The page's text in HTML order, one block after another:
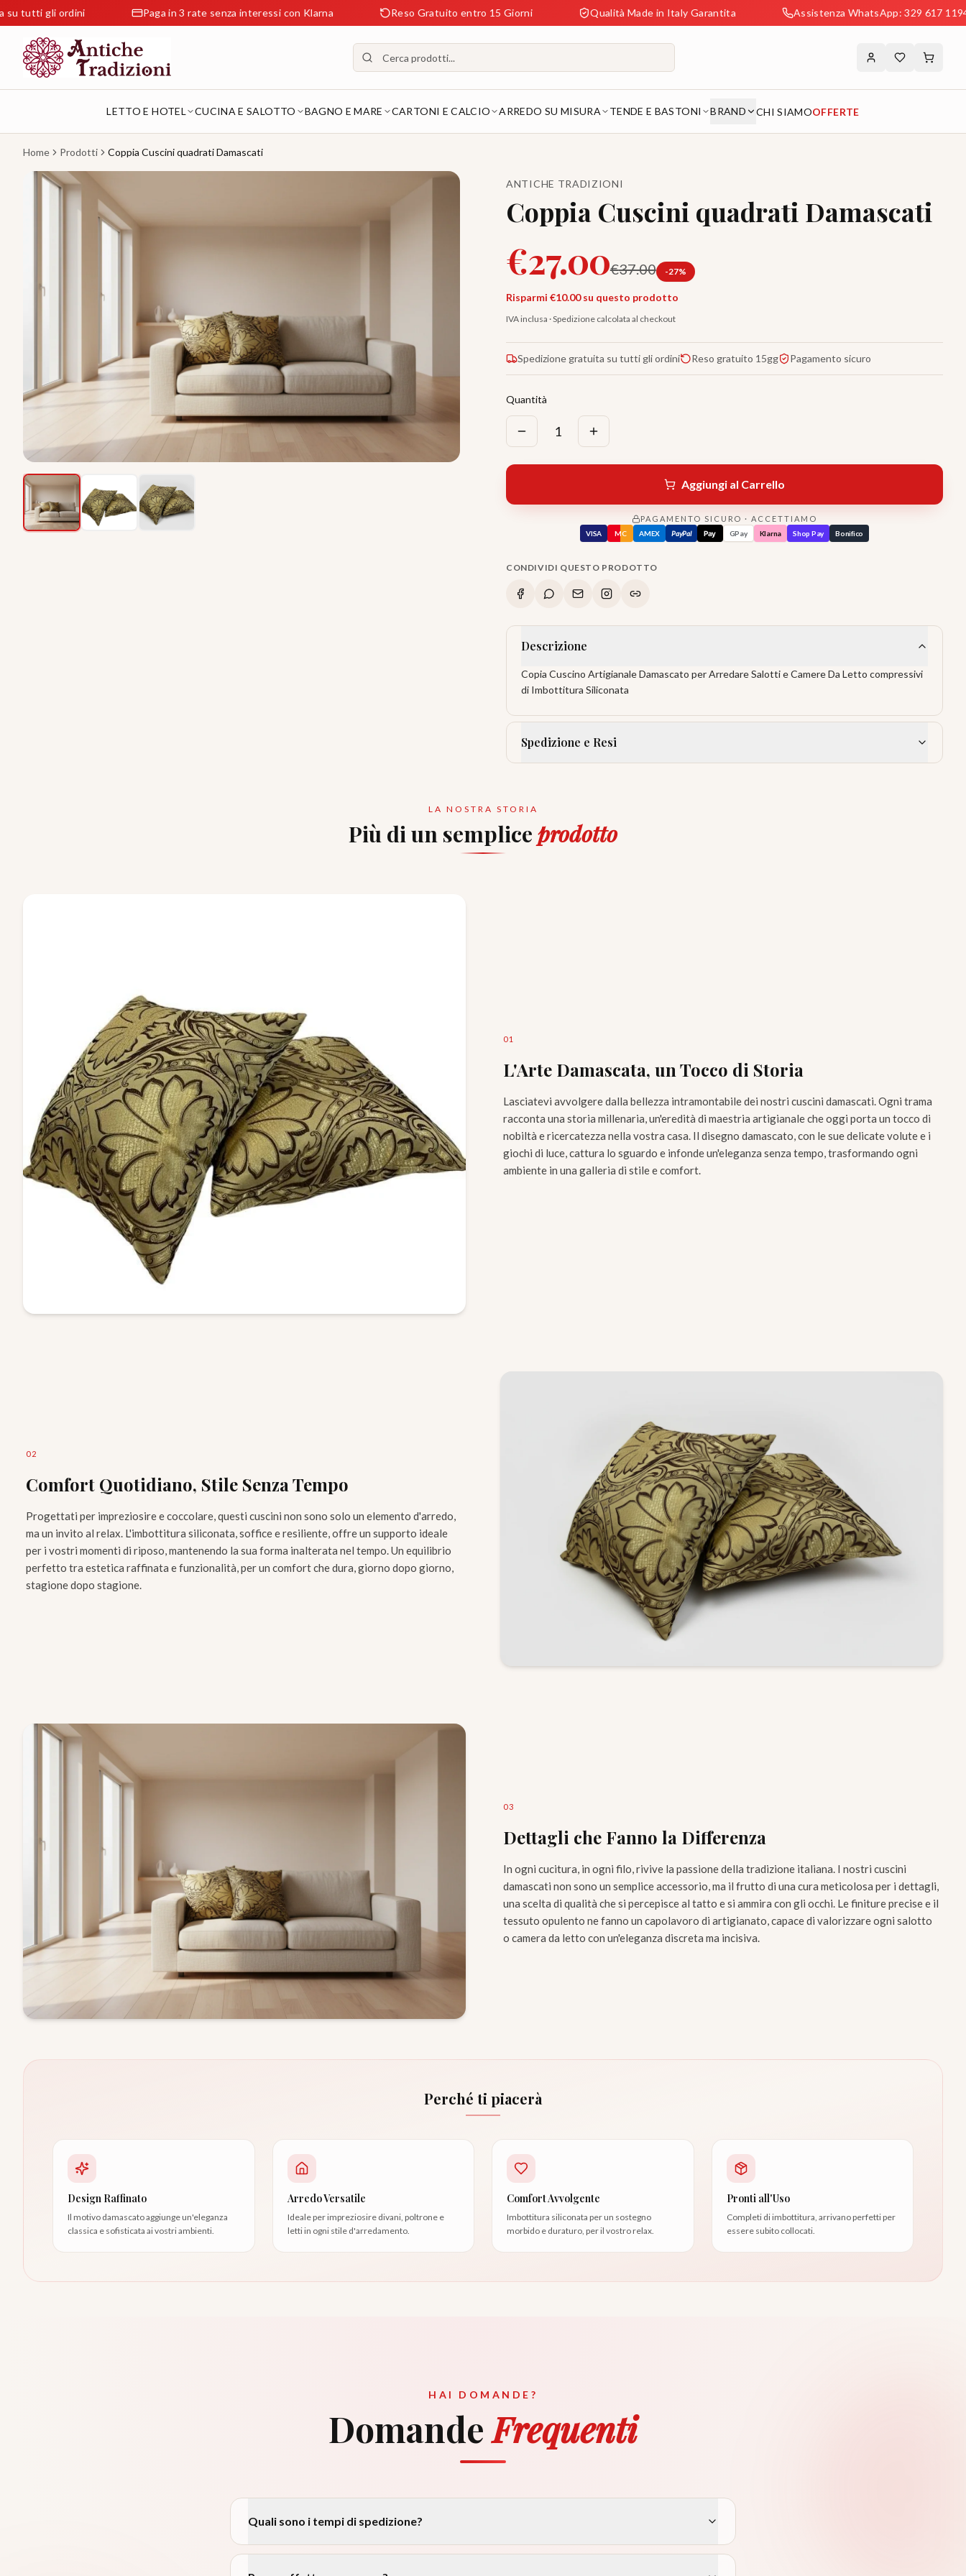
ordini Paga in 3 rate senza interessi con Klarna Reso Gratuito entro 15 Giorni Qualità Made in Italy Garantita Assistenza WhatsApp: 329 617 1194
LETTO E HOTEL CUCINA E SALOTTO BAGNO E MARE CARTONI E CALCIO ARREDO SU MISURA TENDE E BASTONI BRAND CHI SIAMOOFFERTE
Home Prodotti Coppia Cuscini quadrati Damascati
ANTICHE TRADIZIONI
Coppia Cuscini quadrati Damascati
€27.00€37.00 -27%
Risparmi €10.00su questo prodotto
IVA inclusa · Spedizione calcolata al checkout
Spedizione gratuita su tutti gli ordini Reso gratuito 15gg Pagamento sicuro
Quantità
1
Aggiungi al Carrello
PAGAMENTO SICURO · ACCETTIAMO
VISA MC AMEX PayPal Pay GPay Klarna Shop Pay Bonifico
CONDIVIDI QUESTO PRODOTTO
Descrizione
Copia Cuscino Artigianale Damascato per Arredare Salotti e Camere Da Letto compressivi
di Imbottitura Siliconata
Spedizione e Resi
LA NOSTRA STORIA
Più di un semplice prodotto
01
L'Arte Damascata, un Tocco di Storia
Lasciatevi avvolgere dalla bellezza intramontabile dei nostri cuscini damascati. Ogni trama
racconta una storia millenaria, un'eredità di maestria artigianale che oggi porta un tocco di
nobiltà e ricercatezza nella vostra casa. Il disegno damascato, con le sue delicate volute e i
giochi di luce, cattura lo sguardo e infonde un'eleganza senza tempo, trasformando ogni
ambiente in una galleria di stile e comfort.
02
Comfort Quotidiano, Stile Senza Tempo
Progettati per impreziosire e coccolare, questi cuscini non sono solo un elemento d'arredo,
ma un invito al relax. L'imbottitura siliconata, soffice e resiliente, offre un supporto ideale
per i vostri momenti di riposo, mantenendo la sua forma inalterata nel tempo. Un equilibrio
perfetto tra estetica raffinata e funzionalità, per un comfort che dura, giorno dopo giorno,
stagione dopo stagione.
03
Dettagli che Fanno la Differenza
In ogni cucitura, in ogni filo, rivive la passione della tradizione italiana. I nostri cuscini
damascati non sono un semplice accessorio, ma il frutto di una cura meticolosa per i dettagli,
una scelta di qualità che si percepisce al tatto e si ammira con gli occhi. Le finiture precise e il
tessuto opulento ne fanno un capolavoro di artigianato, capace di valorizzare ogni salotto
o camera da letto con un'eleganza discreta ma incisiva.
Perché ti piacerà
Design Raffinato
Il motivo damascato aggiunge un'eleganza
classica e sofisticata ai vostri ambienti.
Arredo Versatile
Ideale per impreziosire divani, poltrone e
letti in ogni stile d'arredamento.
Comfort Avvolgente
Imbottitura siliconata per un sostegno
morbido e duraturo, per il vostro relax.
Pronti all'Uso
Completi di imbottitura, arrivano perfetti per
essere subito collocati.
HAI DOMANDE?
DomandeFrequenti
Quali sono i tempi di spedizione?